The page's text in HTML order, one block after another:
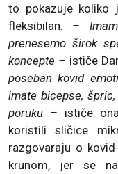
to pokazuje koliko
fleksibilan. –
prenesemo širok
koncepte – ističe
poseban kovid
imate bicepse,
poruku – ističe
koristili sličice
razgovaraju o
krunom, jer se